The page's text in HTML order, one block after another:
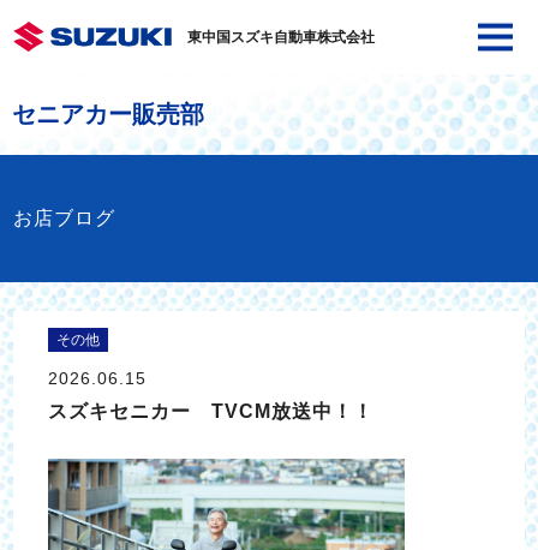
東中国スズキ自動車株式会社
セニアカー販売部
お店ブログ
その他
2026.06.15
スズキセニカー TVCM放送中！！